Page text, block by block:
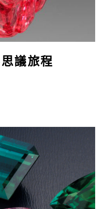
議旅程